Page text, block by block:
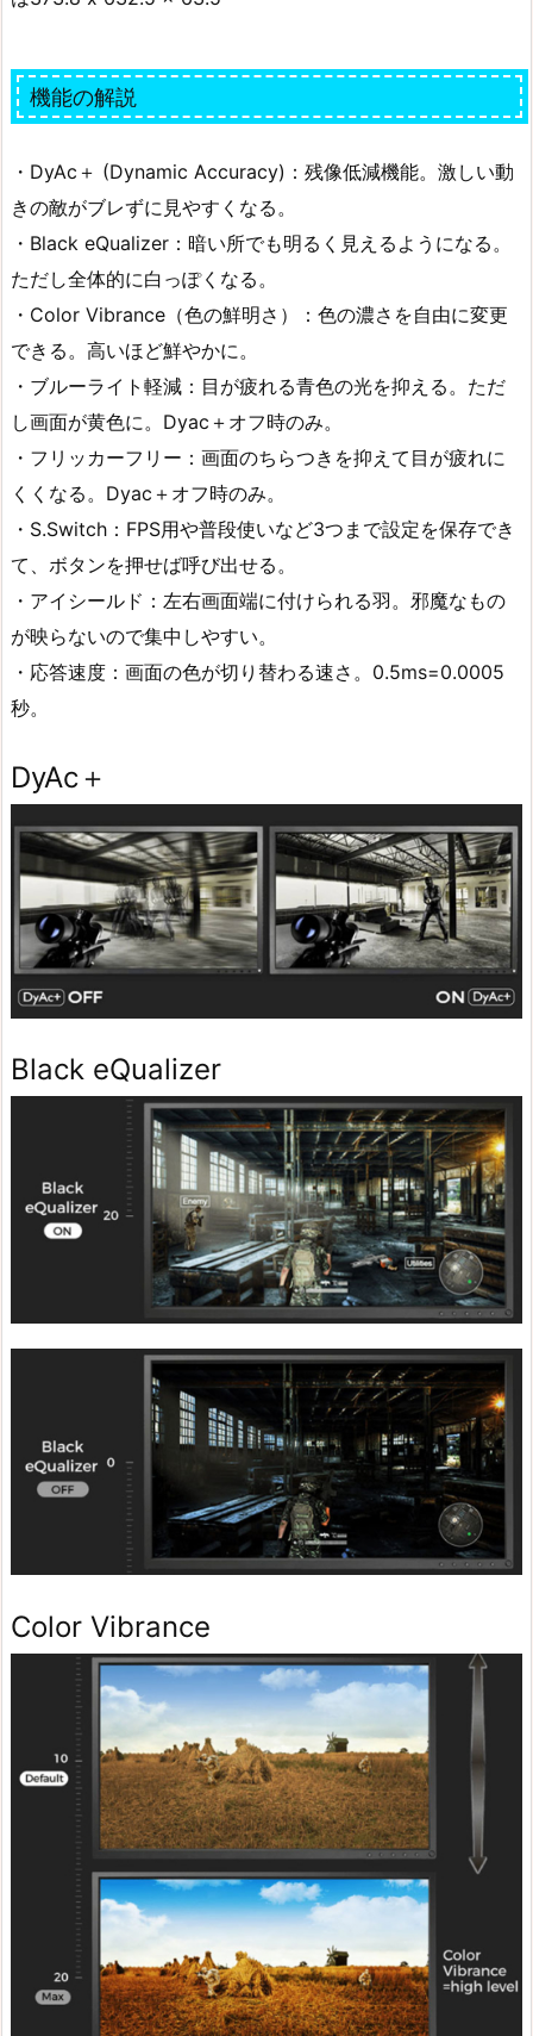
機能の解説
・DyAc＋ (Dynamic Accuracy)：残像低減機能。激しい動
きの敵がブレずに見やすくなる。
・Black eQualizer：暗い所でも明るく見えるようになる。
ただし全体的に白っぽくなる。
・Color Vibrance（色の鮮明さ）：色の濃さを自由に変更
できる。高いほど鮮やかに。
・ブルーライト軽減：目が疲れる青色の光を抑える。ただ
し画面が黄色に。Dyac＋オフ時のみ。
・フリッカーフリー：画面のちらつきを抑えて目が疲れに
くくなる。Dyac＋オフ時のみ。
・S.Switch‎：FPS用や普段使いなど3つまで設定を保存でき
て、ボタンを押せば呼び出せる。
・アイシールド：左右画面端に付けられる羽。邪魔なもの
が映らないので集中しやすい。
・応答速度：画面の色が切り替わる速さ。0.5ms=0.0005
秒。
DyAc＋
Black eQualizer
Color Vibrance